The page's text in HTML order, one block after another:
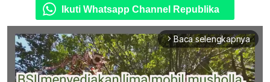
Ikuti Whatsapp Channel Republika
arrow_forward_ios Baca selengkapnya